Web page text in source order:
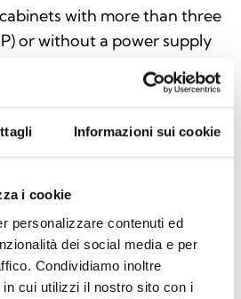
Informazioni sui cookie
i cookie
personalizzare contenuti ed
dei social media e per
Condividiamo inoltre
cui utilizzi il nostro sito con i
with more than three
or without a power supply
(UltraVox, Ultra216, Vox).
in the following